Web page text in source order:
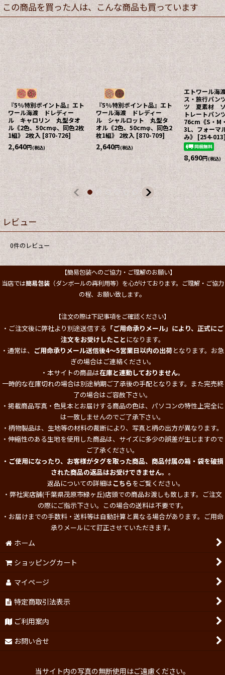
この商品を買った人は、こんな商品も買っています
『5%特別ポイント品』エト
ワール海渡 ドレディー
ル キャロリン 丸型タオ
ル《2色、50cmφ、同色2枚
1組》 2枚入 [870-726]
2,640円(税込)
『5%特別ポイント品』エト
ワール海渡 ドレディー
ル シャルロット 丸型タ
オル《2色、50cmφ、同色2
枚1組》 2枚入[870-709]
2,640円(税込)
エトワール海
ス・旅行パ
ツ 夏素材
トレートパ
76cm《S・M
3L、フォーマ
み》 [254-013
8,690円(税込)
レビュー
0件のレビュー
【簡易包装へのご協力・ご理解のお願い】
当店では簡易包装（ダンボールの再利用等）を心がけております。ご理解・ご協力
の程、お願い致します。
【注文の際は下記事項をご確認ください】
・ご注文後に弊社より別途送信する 「ご用命承りメール」により、正式にご
注文をお受けしたこと になります。
・通常は、 ご用命承りメール送信後4～5営業日以内の出荷となります。お急
ぎの場合はご連絡ください。
・本サイトの商品は在庫と連動しておりません。
一時的な在庫切れの場合は別途納期ご了承後の手配となります。また完売終
了の場合はご容赦下さい。
・掲載商品写真・色見本とお届けする商品の色は、パソコンの特性上完全に
は一致しませんのでご了承下さい。
・柄物製品は、生地等の材料の裁断により、写真と柄の出方が異なります。
・伸縮性のある生地を使用した商品は、サイズに多少の誤差が生じますので
ご了承ください。
・ご使用になったり、お客様がタグを取った商品、商品付属の箱・袋を破損
された商品の返品はお受けできません。 。
返品についての詳細はこちらをご覧ください。
・弊社実店舗(千葉県茂原市緑ヶ丘)店頭での商品お渡しも致します。ご注文
の際にご指示下さい。この場合の送料は不要です。
・お届けまでの手数料・送料等は自動計算と異なる場合があります。ご用命
承りメールにて訂正させていただきます。
ホーム
ショッピングカート
マイページ
特定商取引法表示
ご利用案内
お問い合せ
当サイト内の写真の無断使用はご遠慮ください。